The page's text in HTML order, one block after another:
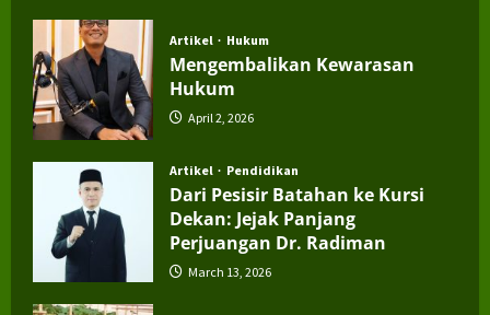
Artikel Hukum
Mengembalikan Kewarasan
Hukum
April 2, 2026
Artikel Pendidikan
Dari Pesisir Batahan ke Kursi
Dekan: Jejak Panjang
Perjuangan Dr. Radiman
March 13, 2026